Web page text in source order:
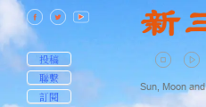
投稿
聯繫
訂閱
Sun, Moon